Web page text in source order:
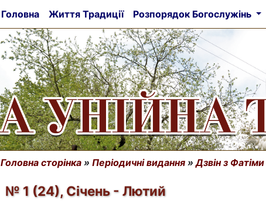
Головна Життя Традиції Розпорядок Богослужінь
Головна сторінка » Періодичні видання »Дзвін з Фатіми
№ 1 (24), Січень - Лютий